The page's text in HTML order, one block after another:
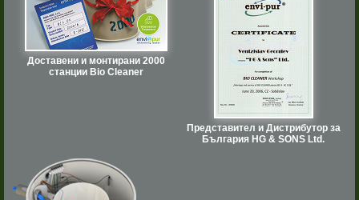
Доставени и монтирани 2000
станции Bio Cleaner
Представител и Дистрибутор за
България HG & SONS Ltd.